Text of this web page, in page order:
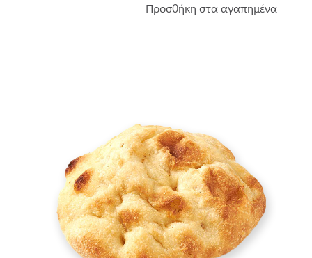
Προσθήκη στα αγαπημένα